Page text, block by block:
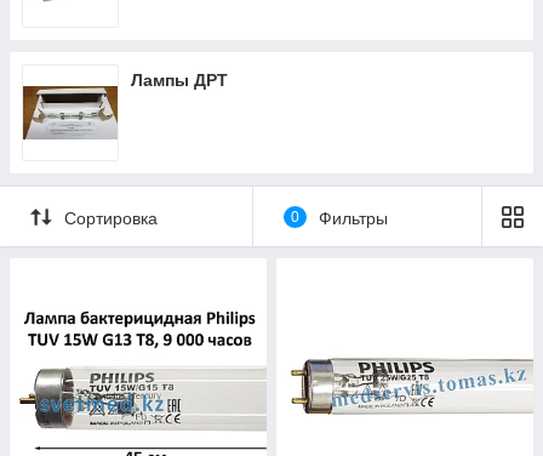
Лампы ДРТ
Сортировка 0 Фильтры